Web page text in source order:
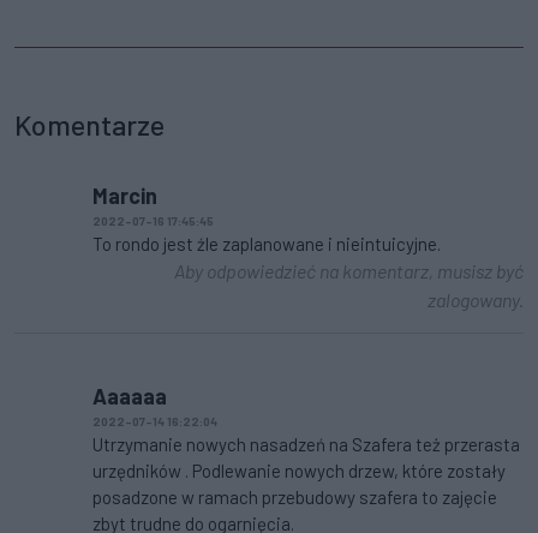
Komentarze
Marcin
2022-07-16 17:45:45
To rondo jest źle zaplanowane i nieintuicyjne.
Aby odpowiedzieć na komentarz, musisz być
zalogowany.
Aaaaaa
2022-07-14 16:22:04
Utrzymanie nowych nasadzeń na Szafera też przerasta
urzędników . Podlewanie nowych drzew, które zostały
posadzone w ramach przebudowy szafera to zajęcie
zbyt trudne do ogarnięcia.